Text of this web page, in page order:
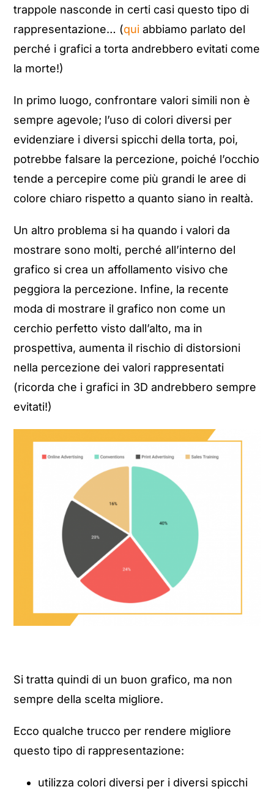
trappole nasconde in certi casi questo tipo di
rappresentazione… (qui abbiamo parlato del
perché i grafici a torta andrebbero evitati come
la morte!)
In primo luogo, confrontare valori simili non è
sempre agevole; l’uso di colori diversi per
evidenziare i diversi spicchi della torta, poi,
potrebbe falsare la percezione, poiché l’occhio
tende a percepire come più grandi le aree di
colore chiaro rispetto a quanto siano in realtà.
Un altro problema si ha quando i valori da
mostrare sono molti, perché all’interno del
grafico si crea un affollamento visivo che
peggiora la percezione. Infine, la recente
moda di mostrare il grafico non come un
cerchio perfetto visto dall’alto, ma in
prospettiva, aumenta il rischio di distorsioni
nella percezione dei valori rappresentati
(ricorda che i grafici in 3D andrebbero sempre
evitati!)
Si tratta quindi di un buon grafico, ma non
sempre della scelta migliore.
Ecco qualche trucco per rendere migliore
questo tipo di rappresentazione:
utilizza colori diversi per i diversi spicchi